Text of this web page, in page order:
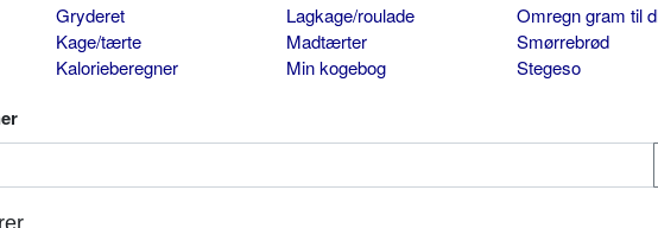
Gryderet
Kage/tærte
Kalorieberegner
Lagkage/roulade
Madtærter
Min kogebog
Omregn gram til
Smørrebrød
Stegeso